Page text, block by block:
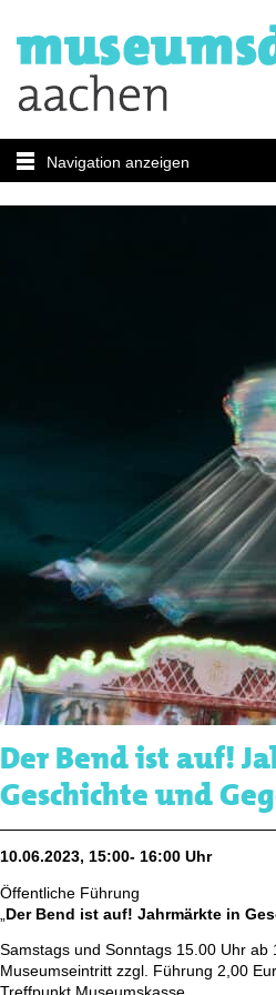
Navigation anzeigen
Der Bend ist auf!
Geschichte und
10.06.2023, 15:00- 16:00 Uhr
Öffentliche Führung
Der Bend ist auf! Jahrmärkte in
Samstags und Sonntags 15.00 Uhr ab
Museumseintritt zzgl. Führung 2,00